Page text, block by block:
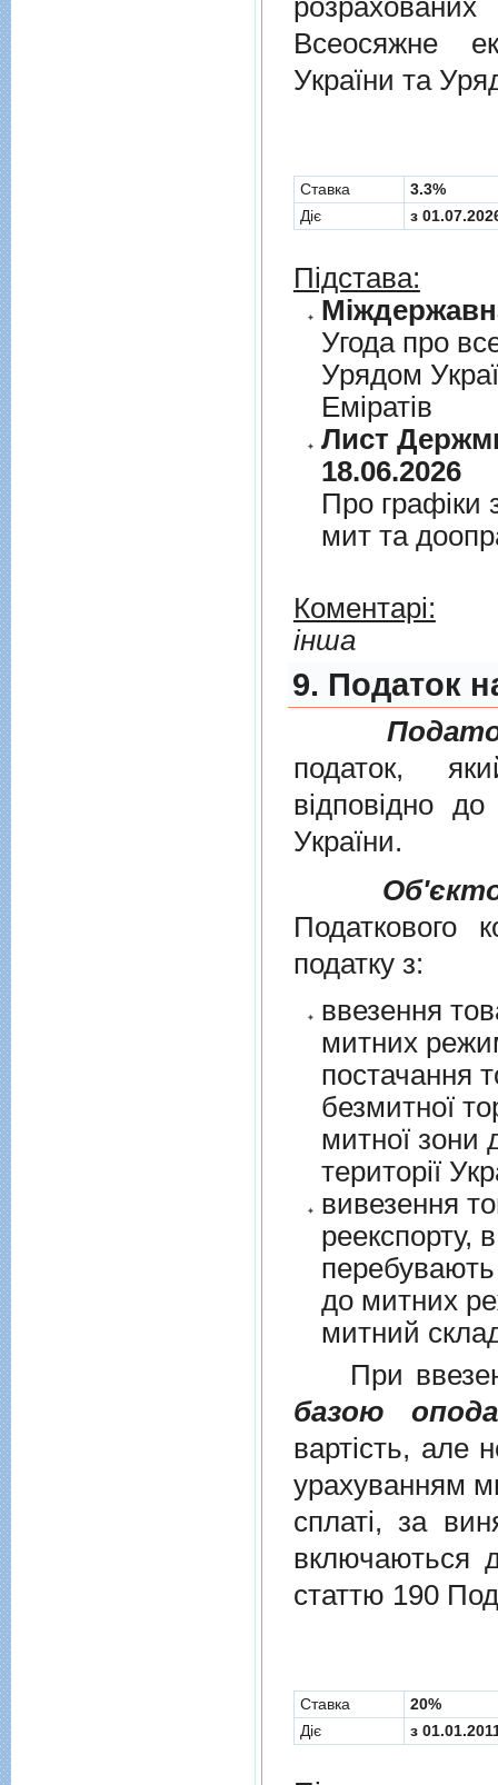
Всеосяжне
України та
Cтавка
3.3%
Діє
з
Підстава:
Угода про
Урядом
Емiратiв
Лист
18.06.2026
Про графiки
мит та
Коментарі:
інша
9. Податок
податок,
вiдповiдно
України.
Податкового
податку з:
ввезення
митних
постачання
безмитної
митної зони для їх
території
вивезення
реекспорту,
перебувають у
до митних
митний
При
базою
вартість, але
урахуванням
сплаті, за
включаються
статтю 190
Cтавка
20%
Діє
з